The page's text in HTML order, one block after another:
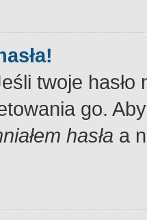
twoje
go.
hasła a